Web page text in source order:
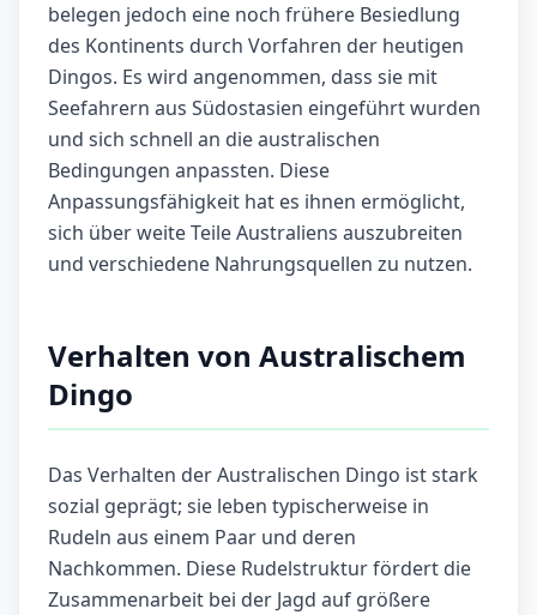
belegen jedoch eine noch frühere Besiedlung
des Kontinents durch Vorfahren der heutigen
Dingos. Es wird angenommen, dass sie mit
Seefahrern aus Südostasien eingeführt wurden
und sich schnell an die australischen
Bedingungen anpassten. Diese
Anpassungsfähigkeit hat es ihnen ermöglicht,
sich über weite Teile Australiens auszubreiten
und verschiedene Nahrungsquellen zu nutzen.
Verhalten von Australischem
Dingo
Das Verhalten der Australischen Dingo ist stark
sozial geprägt; sie leben typischerweise in
Rudeln aus einem Paar und deren
Nachkommen. Diese Rudelstruktur fördert die
Zusammenarbeit bei der Jagd auf größere